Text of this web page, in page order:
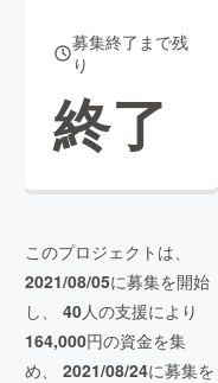
募集終了まで残
り
終了
このプロジェクトは、
2021/08/05に募集を開始
し、 40人の支援により
164,000円の資金を集
め、 2021/08/24に募集を